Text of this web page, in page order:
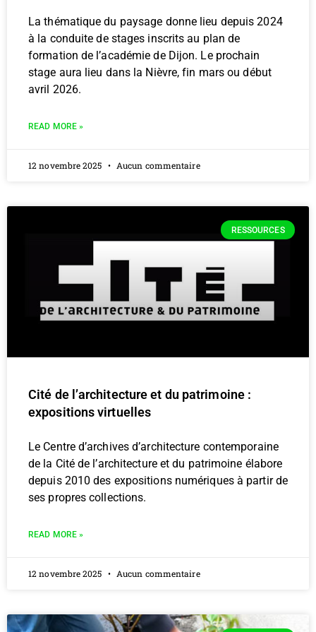
La thématique du paysage donne lieu depuis 2024
à la conduite de stages inscrits au plan de
formation de l’académie de Dijon. Le prochain
stage aura lieu dans la Nièvre, fin mars ou début
avril 2026.
READ MORE »
12 novembre 2025 Aucun commentaire
RESSOURCES
Cité de l’architecture et du patrimoine :
expositions virtuelles
Le Centre d’archives d’architecture contemporaine
de la Cité de l’architecture et du patrimoine élabore
depuis 2010 des expositions numériques à partir de
ses propres collections.
READ MORE »
12 novembre 2025 Aucun commentaire